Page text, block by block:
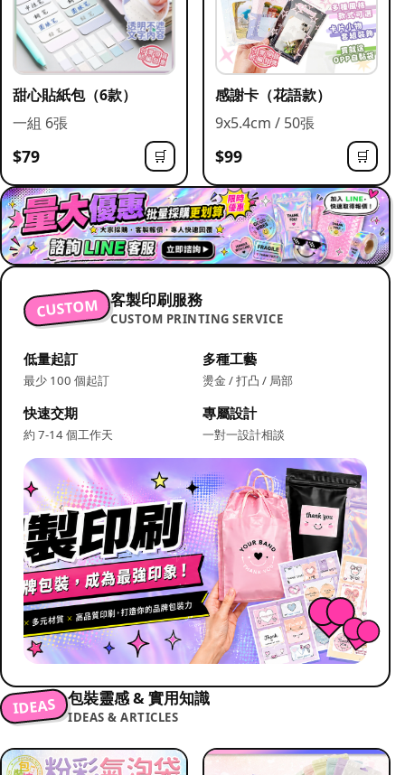
甜心貼紙包（6款）
一組 6張
$79 🛒
感謝卡（花語款）
9x5.4cm / 50張
$99 🛒
CUSTOM 客製印刷服務
CUSTOM PRINTING SERVICE
低量起訂
最少 100 個起訂
多種工藝
燙金 / 打凸 / 局部
快速交期
約 7-14 個工作天
專屬設計
一對一設計相談
IDEAS 包裝靈感 & 實用知識
IDEAS & ARTICLES